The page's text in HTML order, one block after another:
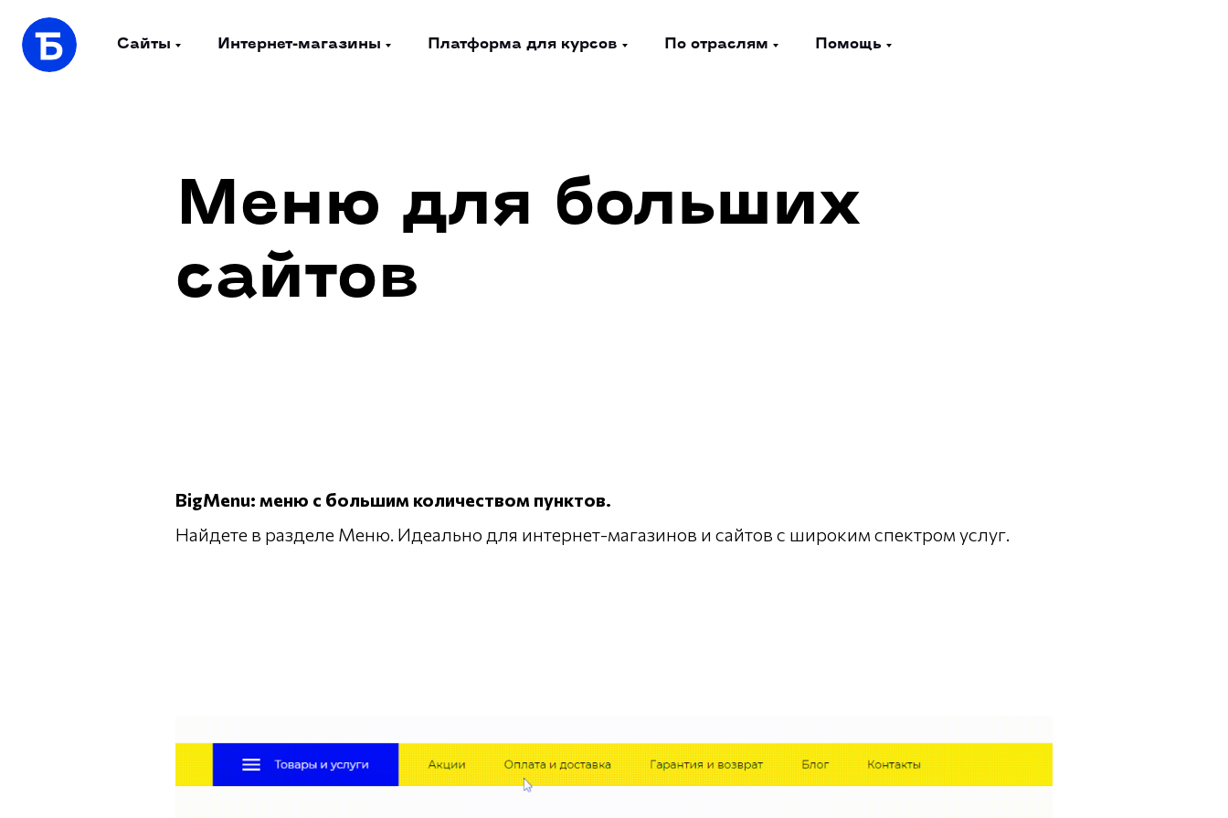
Сайты Интернет-магазины Платформа для курсов По отраслям Помощь
Меню для больших
сайтов
BigMenu: меню с большим количеством пунктов.
Найдете в разделе Меню. Идеально для интернет-магазинов и сайтов с широким спектром услуг.